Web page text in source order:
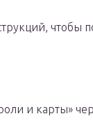
чтобы
и карты»